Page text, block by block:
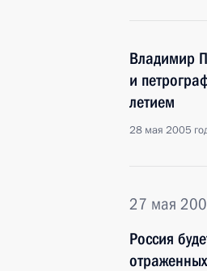
Владимир
и
летием
28 мая 2005
27 мая
Россия